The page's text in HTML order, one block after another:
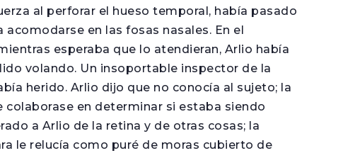
al perforar el hueso temporal, había pasado
en las fosas nasales. En el
esperaba que lo atendieran, Arlio había
volando. Un insoportable inspector de la
herido. Arlio dijo que no conocía al sujeto; la
colaborase en determinar si estaba siendo
a Arlio de la retina y de otras cosas; la
le relucía como puré de moras cubierto de